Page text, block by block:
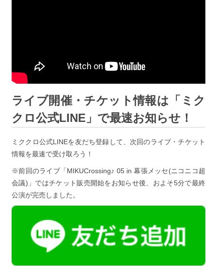
ライブ開催・チケット情報は「ミク
クロ公式LINE」で最速お知らせ！
ミククロ公式LINEを友だち登録して、次回のライブ・チケット
情報を最速で受け取ろう！
※前回のライブ「MIKUCrossing♪ 05 in 幕張メッセ(ニコニコ超
会議)」ではチケット販売開始をお知らせ後、およそ5分で最終
公演が完売しました。